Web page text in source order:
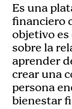
Es una
financiero
objetivo
sobre la
aprender
crear una
persona
bienestar